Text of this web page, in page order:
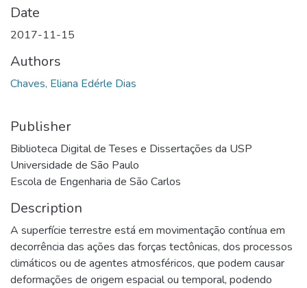
Date
2017-11-15
Authors
Chaves, Eliana Edérle Dias
Publisher
Biblioteca Digital de Teses e Dissertações da USP
Universidade de São Paulo
Escola de Engenharia de São Carlos
Description
A superfície terrestre está em movimentação contínua em
decorrência das ações das forças tectônicas, dos processos
climáticos ou de agentes atmosféricos, que podem causar
deformações de origem espacial ou temporal, podendo